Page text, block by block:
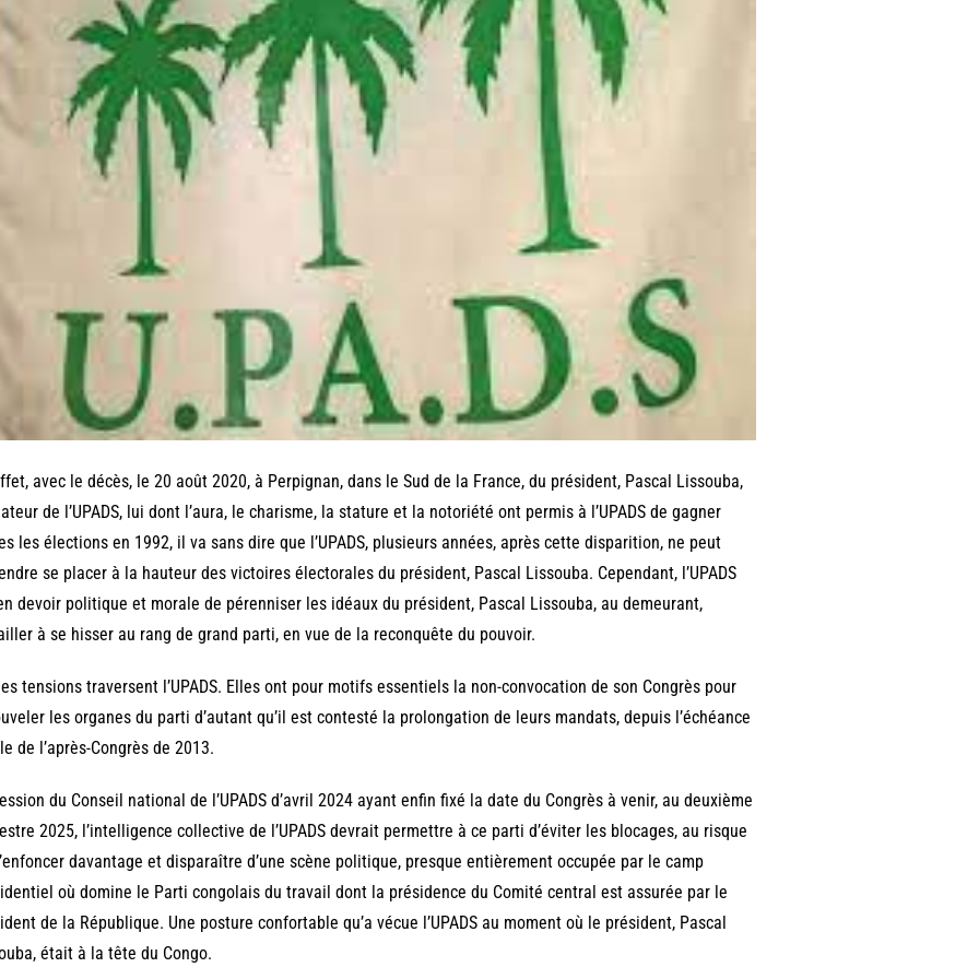
avec le décès, le 20 août 2020, à Perpignan, dans le Sud de la France, du président, Pascal Lissouba,
de l’UPADS, lui dont l’aura, le charisme, la stature et la notoriété ont permis à l’UPADS de gagner
les élections en 1992, il va sans dire que l’UPADS, plusieurs années, après cette disparition, ne peut
se placer à la hauteur des victoires électorales du président, Pascal Lissouba. Cependant, l’UPADS
devoir politique et morale de pérenniser les idéaux du président, Pascal Lissouba, au demeurant,
à se hisser au rang de grand parti, en vue de la reconquête du pouvoir.
tensions traversent l’UPADS. Elles ont pour motifs essentiels la non-convocation de son Congrès pour
les organes du parti d’autant qu’il est contesté la prolongation de leurs mandats, depuis l’échéance
de l’après-Congrès de 2013.
du Conseil national de l’UPADS d’avril 2024 ayant enfin fixé la date du Congrès à venir, au deuxième
2025, l’intelligence collective de l’UPADS devrait permettre à ce parti d’éviter les blocages, au risque
davantage et disparaître d’une scène politique, presque entièrement occupée par le camp
où domine le Parti congolais du travail dont la présidence du Comité central est assurée par le
de la République. Une posture confortable qu’a vécue l’UPADS au moment où le président, Pascal
était à la tête du Congo.